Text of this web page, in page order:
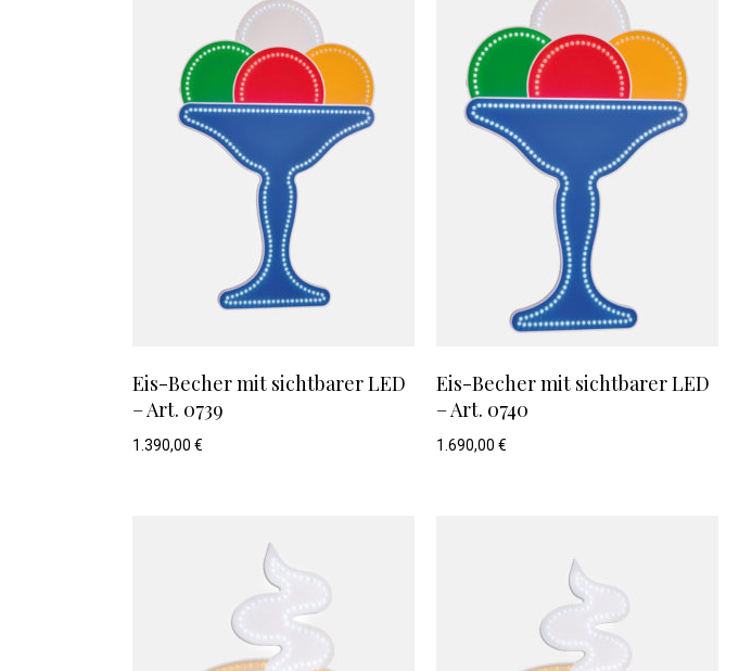
Eis-Becher mit sichtbarer LED
– Art. 0739
1.390,00 €
Eis-Becher mit sichtbarer LED
– Art. 0740
1.690,00 €